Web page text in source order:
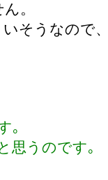
。
そうなので
｡
思うのです｡